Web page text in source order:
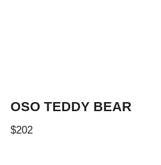
OSO TEDDY BEAR
$202